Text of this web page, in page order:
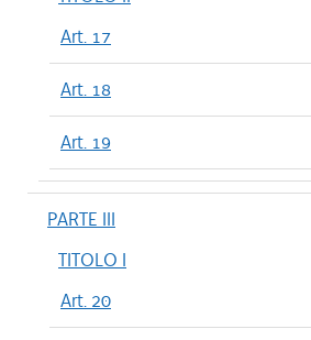
Art. 17
Art. 18
Art. 19
PARTE III
TITOLO I
Art. 20